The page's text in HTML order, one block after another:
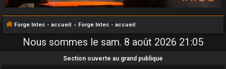
Forge Intec - accueil Forge Intec - accueil
Nous sommes le sam. 8 août 2026 21:05
Section ouverte au grand publique